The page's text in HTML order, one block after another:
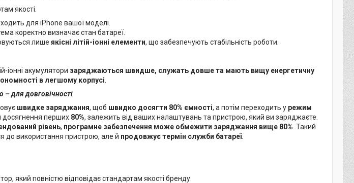
якості.
для iPhone вашої моделі.
коректно визначає стан батареї.
лише якісні літій-іонні елементи, що забезпечують стабільність роботи.
іонні акумулятори заряджаються швидше, служать довше та мають вищу енергетичну
в легшому корпусі
– для довговічності
швидке заряджання, щоб швидко досягти 80% ємності, а потім переходить у режим
досягнення перших 80%, залежить від ваших налаштувань та пристрою, який ви заряджаєте.
рівень, програмне забезпечення може обмежити заряджання вище 80% . Такий
до використання пристрою, але й продовжує термін служби батареї.
який повністю відповідає стандартам якості бренду.